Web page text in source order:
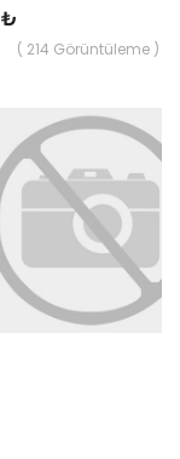
( 214 Görüntüleme )